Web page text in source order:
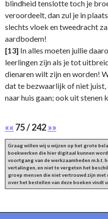
blindheid tenslotte toch je
veroordeelt, dan zul je in
slechts vloek en tweedracht
aardbodem!
[13] In alles moeten jullie
leerlingen zijn als je tot
dienaren wilt zijn en worden!
dat te bezwaarlijk of niet juist,
naar huis gaan; ook uit
«« 75 / 242»»
Graag willen wij u wijzen op het grote
boekwerken die hier digitaal kunnen
voortgang van de werkzaamheden m.b.t.
vertalingen, en niet te vergeten het
groep mensen die niet vertrouwd zijn
over het bestellen van deze boeken vindt